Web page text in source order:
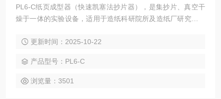
PL6-C纸页成型器（快速凯塞法抄片器），是集抄片、真空干
燥于一体的实验设备，适用于造纸科研院所及造纸厂研究与实
后再进行纸样物理强度的检验，鉴别纸浆原材料性能和打浆工
合QB/T3703-1999（浆实验室纸页的制备+常规法）、ISO 52
69/2 & ISO 5269/3， 5
更新时间：2025-10-22
产品型号：PL6-C
浏览量：3501